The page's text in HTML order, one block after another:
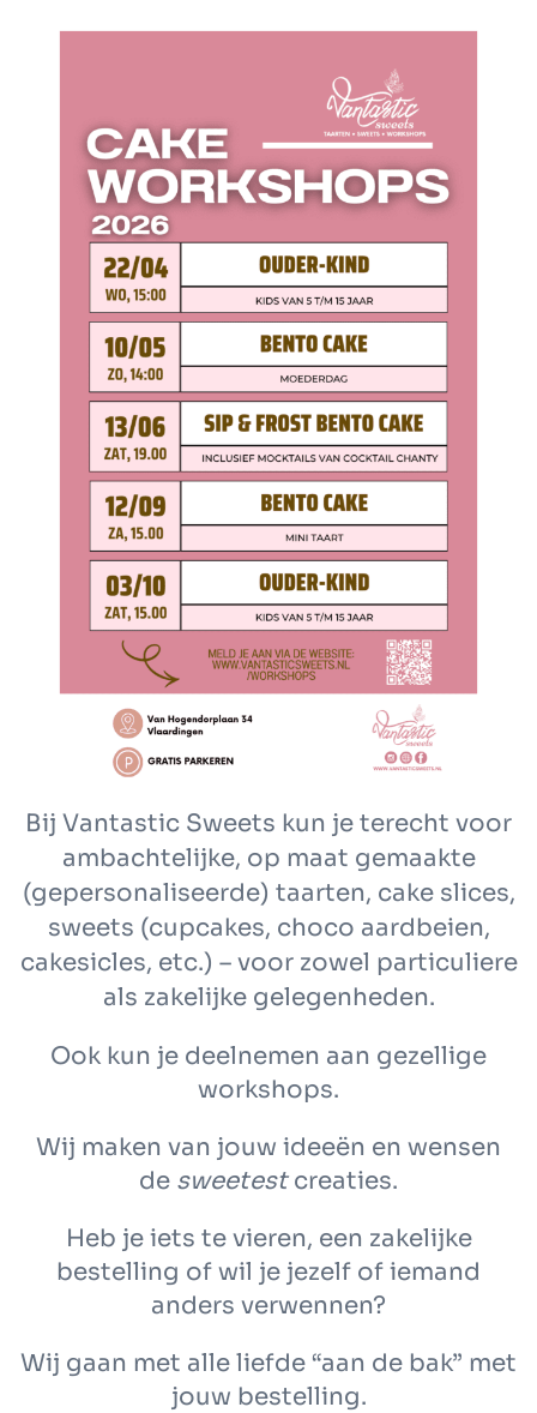
Bij Vantastic Sweets kun je terecht voor
ambachtelijke, op maat gemaakte
(gepersonaliseerde) taarten, cake slices,
sweets (cupcakes, choco aardbeien,
cakesicles, etc.) – voor zowel particuliere
als zakelijke gelegenheden.
Ook kun je deelnemen aan gezellige
workshops.
Wij maken van jouw ideeën en wensen
de sweetestcreaties.
Heb je iets te vieren, een zakelijke
bestelling of wil je jezelf of iemand
anders verwennen?
Wij gaan met alle liefde “aan de bak” met
jouw bestelling.